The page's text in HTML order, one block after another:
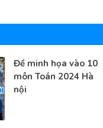
Đề minh họa vào 10
môn Toán 2024 Hà
nội